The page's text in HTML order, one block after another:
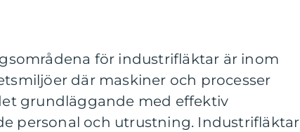
för industrifläktar är inom
där maskiner och processer
grundläggande med effektiv
personal och utrustning. Industrifläktar